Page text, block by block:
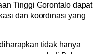
Tinggi Gorontalo dapat
dan koordinasi yang
tidak hanya